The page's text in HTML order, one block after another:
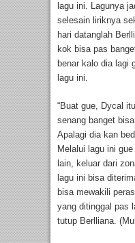
lagu ini. Lagunya
selesain liriknya
hari datanglah
kok bisa pas
benar kalo dia lagi
lagu ini.
“Buat gue, Dycal
senang banget
Apalagi dia kan
Melalui lagu ini
lain, keluar dari
lagu ini bisa
bisa mewakili
yang ditinggal pas
tutup Berlliana.